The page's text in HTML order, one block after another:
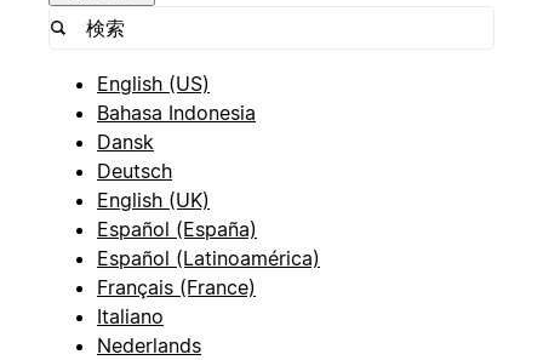
English (US)
Bahasa Indonesia
Dansk
Deutsch
English (UK)
Español (España)
Español (Latinoamérica)
Français (France)
Italiano
Nederlands